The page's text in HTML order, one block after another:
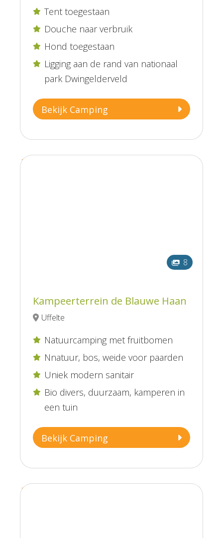
 Tent toegestaan
 Hond toegestaan
 Douche naar verbruik

Ligging aan de rand van nationaal
park Dwingelderveld
Bekijk Camping
8
Kampeerterrein de Blauwe Haan
Uffelte
 Natuurcamping met fruitbomen
 Uniek modern sanitair
 Nnatuur, bos, weide voor paarden

Bio divers, duurzaam, kamperen in
een tuin
Bekijk Camping